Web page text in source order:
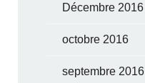
Décembre 2016
octobre 2016
septembre 2016